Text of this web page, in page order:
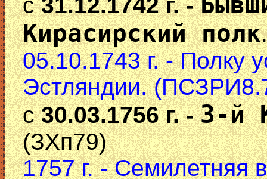
Кирасирский полк
05.10.1743 г. - Полку
Эстляндии.
с30.03.1756 г. -3-й
(ЗХп79)
1757 г. - Семилетняя